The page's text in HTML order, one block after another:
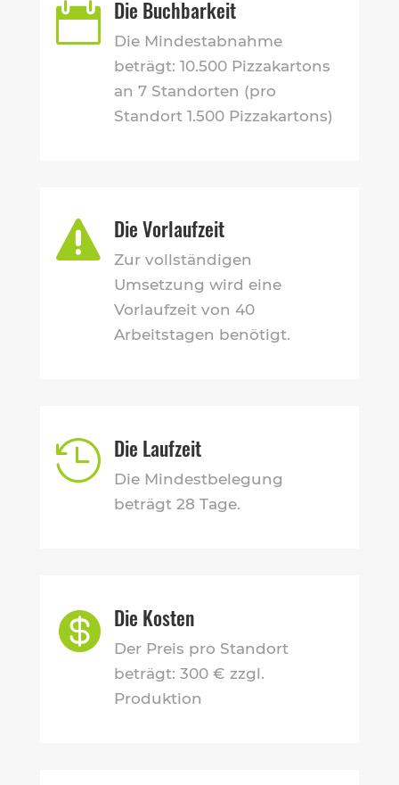
 Die Buchbarkeit
Die Mindestabnahme
beträgt: 10.500 Pizzakartons
an 7 Standorten (pro
Standort 1.500 Pizzakartons)
 Die Vorlaufzeit
Zur vollständigen
Umsetzung wird eine
Vorlaufzeit von 40
Arbeitstagen benötigt.
 Die Laufzeit
Die Mindestbelegung
beträgt 28 Tage.
 Die Kosten
Der Preis pro Standort
beträgt: 300 € zzgl.
Produktion